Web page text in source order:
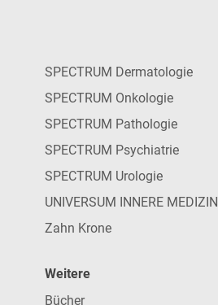
SPECTRUM Dermatologie
SPECTRUM Onkologie
SPECTRUM Pathologie
SPECTRUM Psychiatrie
SPECTRUM Urologie
UNIVERSUM INNERE MEDIZIN
Zahn Krone
Weitere
Bücher